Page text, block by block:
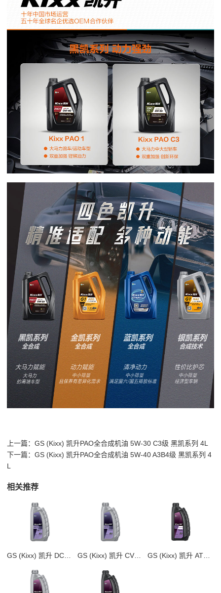
上一篇： GS (Kixx) 凯升PAO全合成机油 5W-30 C3级 黑凯系列 4L
下一篇： GS (Kixx) 凯升PAO全合成机油 5W-40 A3B4级 黑凯系列 4
L
相关推荐
GS (Kixx) 凯升 DCTF 湿式双离合变速箱油 GS (Kixx) 凯升 CVTF 无级自动变速箱油 GS (Kixx) 凯升 ATF Multi 8 自动变速箱油 8-10速